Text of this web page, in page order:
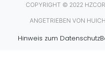
COPYRIGHT © 2022
ANGETRIEBEN VON
Hinweis zum Datenschutz